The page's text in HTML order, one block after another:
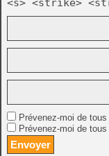
<s> <strike>
Prévenez-moi de
Prévenez-moi de